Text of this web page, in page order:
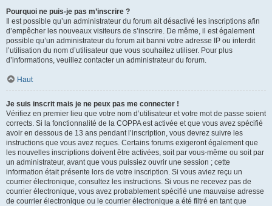
Pourquoi ne puis-je pas m’inscrire ?
Il est possible qu’un administrateur du forum ait désactivé les inscriptions afin
d’empêcher les nouveaux visiteurs de s’inscrire. De même, il est également
possible qu’un administrateur du forum ait banni votre adresse IP ou interdit
l’utilisation du nom d’utilisateur que vous souhaitez utiliser. Pour plus
d’informations, veuillez contacter un administrateur du forum.
Haut
Je suis inscrit mais je ne peux pas me connecter !
Vérifiez en premier lieu que votre nom d’utilisateur et votre mot de passe soient
corrects. Si la fonctionnalité de la COPPA est activée et que vous avez spécifié
avoir en dessous de 13 ans pendant l’inscription, vous devrez suivre les
instructions que vous avez reçues. Certains forums exigeront également que
les nouvelles inscriptions doivent être activées, soit par vous-même ou soit par
un administrateur, avant que vous puissiez ouvrir une session ; cette
information était présente lors de votre inscription. Si vous aviez reçu un
courrier électronique, consultez les instructions. Si vous ne recevez pas de
courrier électronique, vous avez probablement spécifié une mauvaise adresse
de courrier électronique ou le courrier électronique a été filtré en tant que